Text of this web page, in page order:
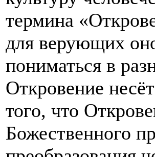
термина
для верующих
пониматься в
Откровение
того, что
Божественного